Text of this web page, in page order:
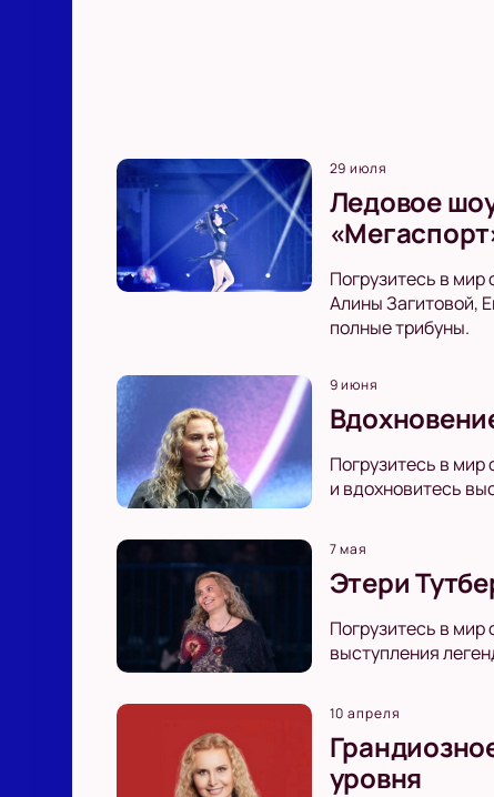
29 июля
Ледовое
Погрузитесь в
Алины Загитовой,
полные трибуны.
9 июня
Погрузитесь в мир
и вдохновитесь
7 мая
Этери
Погрузитесь в
выступления
10 апреля
уровня